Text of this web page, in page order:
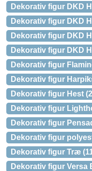
Dekorativ figur DKD
Dekorativ figur DKD
Dekorativ figur DKD
Dekorativ figur DKD
Dekorativ figur
Dekorativ figur
Dekorativ figur Hest
Dekorativ figur
Dekorativ figur
Dekorativ figur
Dekorativ figur Træ
Dekorativ figur Versa